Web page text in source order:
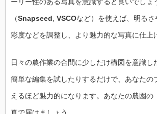
ーリー性のある写真を意識すると良いでしょ
（Snapseed, VSCOなど）を使えば、明るさ
彩度などを調整し、より魅力的な写真に仕上
日々の農作業の合間に少しだけ構図を意識し
簡単な編集を試したりするだけで、あなたの
えるほど魅力的になります。あなたの農園の